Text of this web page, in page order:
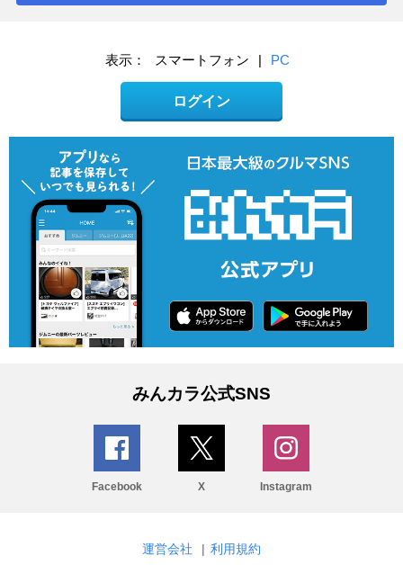
表示： スマートフォン | PC
ログイン
みんカラ公式SNS
Facebook X Instagram
運営会社 | 利用規約